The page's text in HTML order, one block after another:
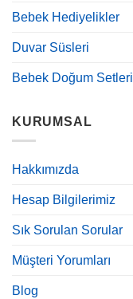
Bebek Hediyelikler
Duvar Süsleri
Bebek Doğum Setleri
KURUMSAL
Hakkımızda
Hesap Bilgilerimiz
Sık Sorulan Sorular
Müşteri Yorumları
Blog